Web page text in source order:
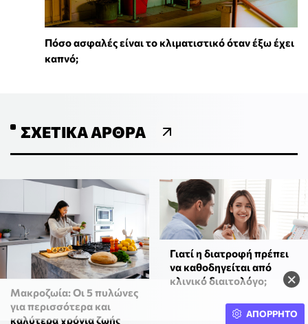
×
Πόσο ασφαλές είναι το κλιματιστικό όταν έξω έχει
καπνό;
ΣΧΕΤΙΚΆ ΆΡΘΡΑ
Mακροζωία: Οι 5 πυλώνες
για περισσότερα και
καλύτερα χρόνια ζωής
Γιατί η διατροφή πρέπει
να καθοδηγείται από
κλινικό διαιτολόγο;
ΑΠΟΡΡΗΤΟ